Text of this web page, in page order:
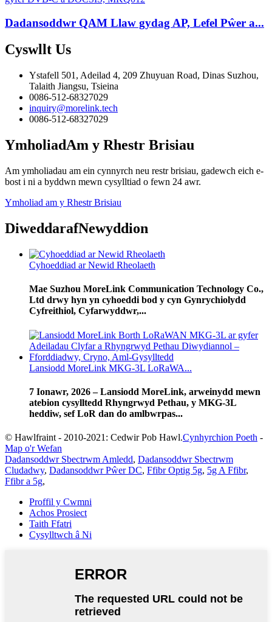
Dadansoddwr QAM Llaw gydag AP, Lefel Pŵer a...
Cyswllt Us
Ystafell 501, Adeilad 4, 209 Zhuyuan Road, Dinas Suzhou,
Talaith Jiangsu, Tsieina
0086-512-68327029
inquiry@morelink.tech
0086-512-68327029
YmholiadAm y Rhestr Brisiau
Am ymholiadau am ein cynnyrch neu restr brisiau, gadewch eich e-
bost i ni a byddwn mewn cysylltiad o fewn 24 awr.
Ymholiad am y Rhestr Brisiau
DiweddarafNewyddion
Cyhoeddiad ar Newid Rheolaeth
Mae Suzhou MoreLink Communication Technology Co.,
Ltd drwy hyn yn cyhoeddi bod y cyn Gynrychiolydd
Cyfreithiol, Cyfarwyddwr,...
Lansiodd MoreLink MKG-3L LoRaWA...
7 Ionawr, 2026 – Lansiodd MoreLink, arweinydd mewn
atebion cysylltedd Rhyngrwyd Pethau, y MKG-3L
heddiw, sef LoR dan do amlbwrpas...
© Hawlfraint - 2010-2021: Cedwir Pob Hawl.Cynhyrchion Poeth -
Map o'r Wefan
Dadansoddwr Sbectrwm Amledd, Dadansoddwr Sbectrwm
Cludadwy, Dadansoddwr Pŵer DC, Ffibr Optig 5g, 5g A Ffibr,
Ffibr a 5g,
Proffil y Cwmni
Achos Prosiect
Taith Ffatri
Cysylltwch â Ni